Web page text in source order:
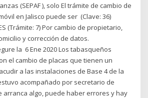
(SEPAF ), solo El trámite de cambio de
en Jalisco puede ser (Clave: 36)
(Trámite: 7) Por cambio de propietario,
y corrección de datos.
la 6 Ene 2020 Los tabasqueños
el cambio de placas que tienen un
a las instalaciones de Base 4 de la
acompañado por secretario de
arranca algo, puede haber errores y hay